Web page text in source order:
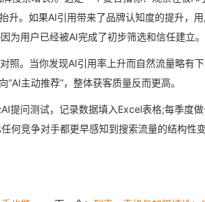
升。如果AI引用带来了品牌认知度的提升，
用户已经被AI完成了初步筛选和信任建立。
照。当你发现AI引用率上升而自然流量略有
主动推荐”，整体获客质量反而更高。
提问测试，记录数据填入Excel表格;每季度
何竞争对手都更早感知到搜索流量的结构性变